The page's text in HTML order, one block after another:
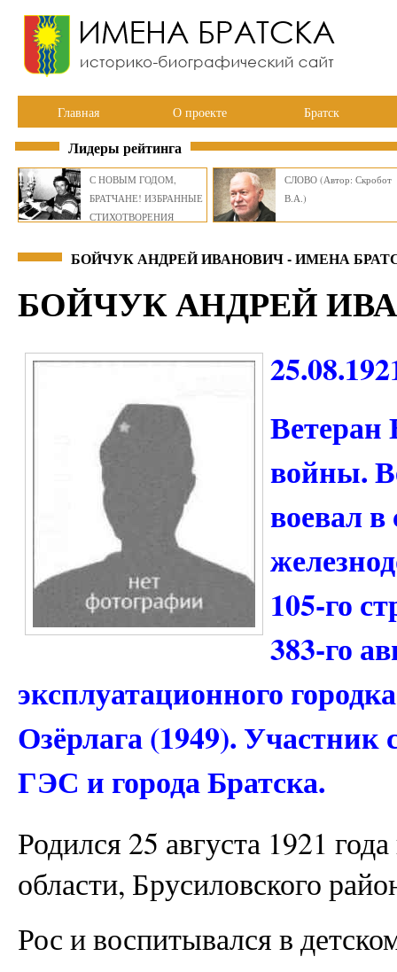
Главная О проекте Братск
Лидеры рейтинга
С НОВЫМ ГОДОМ,
БРАТЧАНЕ! ИЗБРАННЫЕ
СТИХОТВОРЕНИЯ
СЛОВО (Автор: Скробот
В.А.)
БОЙЧУК АНДРЕЙ ИВАНОВИЧ - ИМЕНА
БОЙЧУК АНДРЕЙ
Ветеран
войны.
воевал в
105-го
383-го
эксплуатационного
Озёрлага (1949). Участник
ГЭС и города Братска.
Родился 25 августа 1921
области, Брусиловского
Рос и воспитывался в